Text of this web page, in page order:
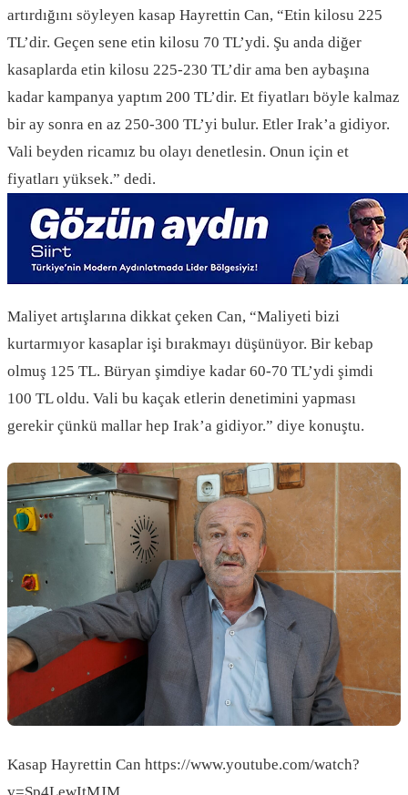
artırdığını söyleyen kasap Hayrettin Can, “Etin kilosu 225
TL’dir. Geçen sene etin kilosu 70 TL’ydi. Şu anda diğer
kasaplarda etin kilosu 225-230 TL’dir ama ben aybaşına
kadar kampanya yaptım 200 TL’dir. Et fiyatları böyle kalmaz
bir ay sonra en az 250-300 TL’yi bulur. Etler Irak’a gidiyor.
Vali beyden ricamız bu olayı denetlesin. Onun için et
fiyatları yüksek.” dedi.
Maliyet artışlarına dikkat çeken Can, “Maliyeti bizi
kurtarmıyor kasaplar işi bırakmayı düşünüyor. Bir kebap
olmuş 125 TL. Büryan şimdiye kadar 60-70 TL’ydi şimdi
100 TL oldu. Vali bu kaçak etlerin denetimini yapması
gerekir çünkü mallar hep Irak’a gidiyor.” diye konuştu.
Kasap Hayrettin Can https://www.youtube.com/watch?